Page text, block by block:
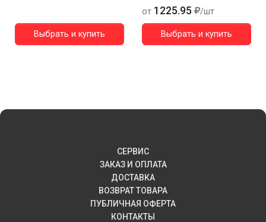
Выбрать и купить
от 1225.95 /шт
Выбрать и купить
СЕРВИС
ЗАКАЗ И ОПЛАТА
ДОСТАВКА
ВОЗВРАТ ТОВАРА
ПУБЛИЧНАЯ ОФЕРТА
КОНТАКТЫ